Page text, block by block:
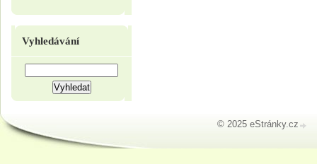
Vyhledávání
© 2025 eStránky.cz